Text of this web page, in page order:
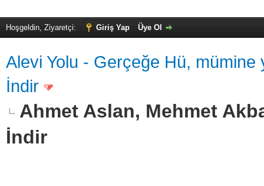
Hoşgeldin, Ziyaretçi: Giriş Yap Üye Ol
Alevi Yolu - Gerçeğe Hü, mümine
İndir
Ahmet Aslan, Mehmet
İndir